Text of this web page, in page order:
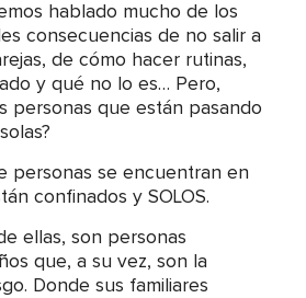
hablado mucho de los
consecuencias de no salir a
de cómo hacer rutinas,
y qué no lo es… Pero,
personas que están pasando
personas se encuentran en
confinados y SOLOS.
ellas, son personas
que, a su vez, son la
Donde sus familiares